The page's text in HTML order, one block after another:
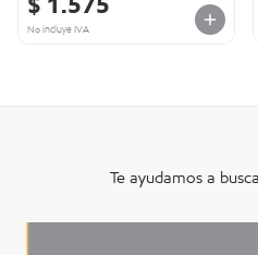
No incluye IVA
Te ayudamos a